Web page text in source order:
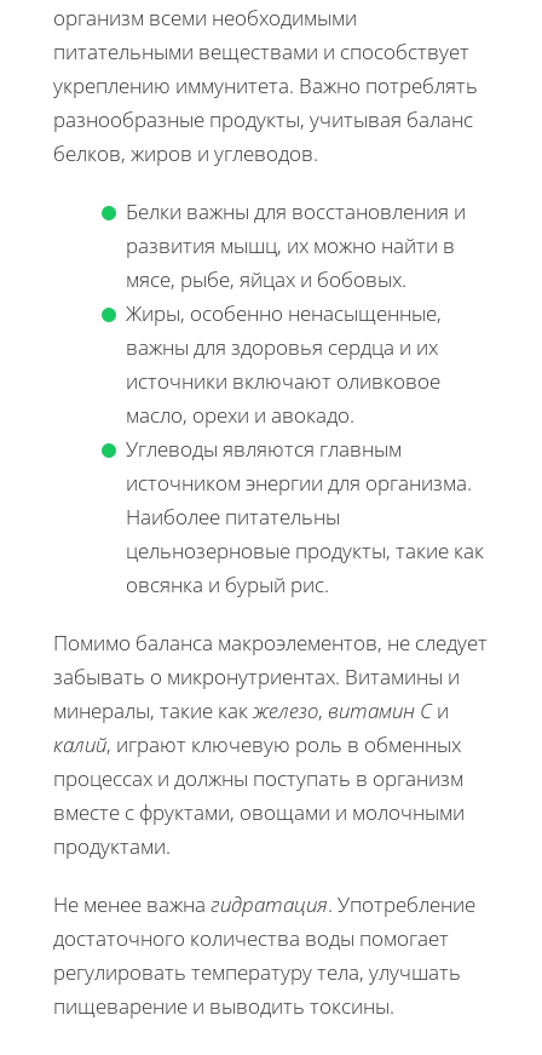
организм всеми необходимыми
питательными веществами и способствует
укреплению иммунитета. Важно потреблять
разнообразные продукты, учитывая баланс
белков, жиров и углеводов.
Белки важны для восстановления и
развития мышц, их можно найти в
мясе, рыбе, яйцах и бобовых.
Жиры, особенно ненасыщенные,
важны для здоровья сердца и их
источники включают оливковое
масло, орехи и авокадо.
Углеводы являются главным
источником энергии для организма.
Наиболее питательны
цельнозерновые продукты, такие как
овсянка и бурый рис.
Помимо баланса макроэлементов, не следует
забывать о микронутриентах. Витамины и
минералы, такие какжелезо, витамин Cи
калий, играют ключевую роль в обменных
процессах и должны поступать в организм
вместе с фруктами, овощами и молочными
продуктами.
Не менее важна гидратация. Употребление
достаточного количества воды помогает
регулировать температуру тела, улучшать
пищеварение и выводить токсины.